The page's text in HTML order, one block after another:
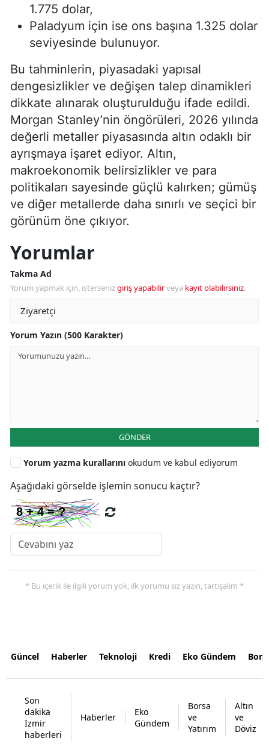
1.775 dolar,
Paladyum için ise ons başına 1.325 dolar
seviyesinde bulunuyor.
Bu tahminlerin, piyasadaki yapısal
dengesizlikler ve değişen talep dinamikleri
dikkate alınarak oluşturulduğu ifade edildi.
Morgan Stanley’nin öngörüleri, 2026 yılında
değerli metaller piyasasında altın odaklı bir
ayrışmaya işaret ediyor. Altın,
makroekonomik belirsizlikler ve para
politikaları sayesinde güçlü kalırken; gümüş
ve diğer metallerde daha sınırlı ve seçici bir
görünüm öne çıkıyor.
Yorumlar
Takma Ad
Yorum yapmak için, istersenizgiriş yapabilirveya kayıt olabilirsiniz.
Yorum Yazın (500 Karakter)
GÖNDER
Yorum yazma kurallarını okudum ve kabul ediyorum
Aşağıdaki görselde işlemin sonucu kaçtır?
* Bu içerik ile ilgili yorum yok, ilk yorumu siz yazın, tartışalım *
Güncel Haberler Teknoloji Kredi Eko Gündem
Son
dakika
İzmir
haberleri
Haberler
Eko
Gündem
Borsa
ve
Yatırım
Altın
ve
Döviz